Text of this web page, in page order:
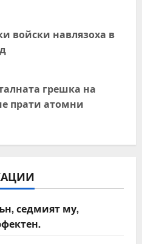
войски навлязоха в
грешка на
прати атомни
седмият му,